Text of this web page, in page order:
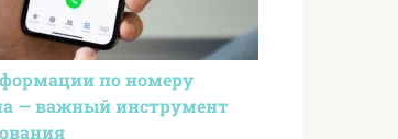
по номеру
— важный инструмент